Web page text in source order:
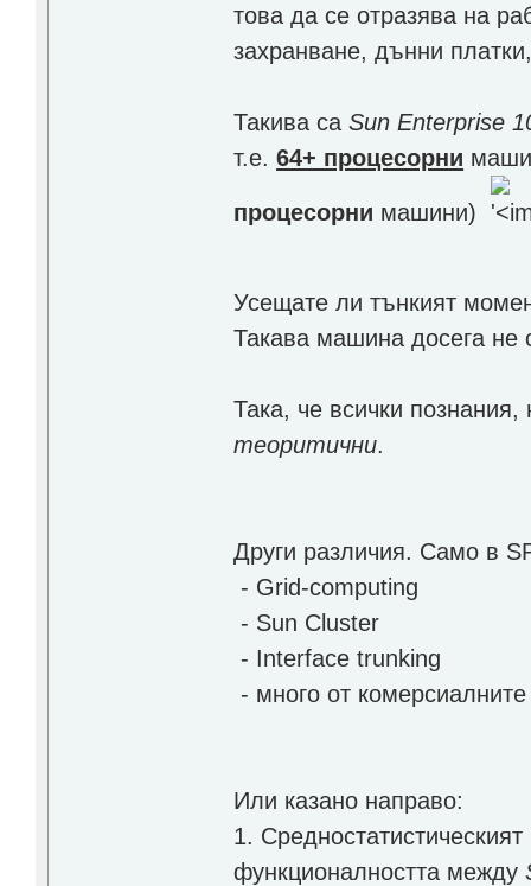
това да се отразява на
захранване, дънни
Такива саSun Enterprise
т.е.64+ процесорни
процесорни машини)
Усещате ли тънкият
Такава машина досега не
Така, че всички
теоритични.
Други различия. Само в
- Grid-computing
- Sun Cluster
- Interface trunking
- много от
Или казано направо:
1.
функционалността между